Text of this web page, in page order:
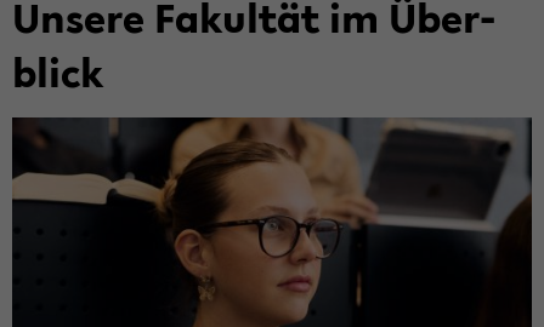
Un­se­re Fa­kul­tät im Über­
blick